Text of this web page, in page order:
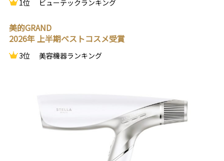
1位 ビューテックランキング
美的GRAND
2026年 上半期ベストコスメ受賞
3位 美容機器ランキング